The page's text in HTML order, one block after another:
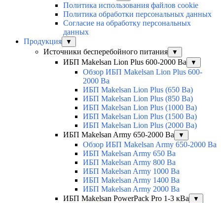
Политика использования файлов cookie
Политика обработки персональных данных
Согласие на обработку персональных
данных
Продукция
▼
Источники бесперебойного питания ▼
ИБП Makelsan Lion Plus 600-2000 Ва ▼
Обзор ИБП Makelsan Lion Plus 600-
2000 Вa
ИБП Makelsan Lion Plus (650 Ва)
ИБП Makelsan Lion Plus (850 Ва)
ИБП Makelsan Lion Plus (1000 Ва)
ИБП Makelsan Lion Plus (1500 Ва)
ИБП Makelsan Lion Plus (2000 Ва)
ИБП Makelsan Army 650-2000 Ва
▼
Обзор ИБП Makelsan Army 650-2000 Ва
ИБП Makelsan Army 650 Ва
ИБП Makelsan Army 800 Ва
ИБП Makelsan Army 1000 Ва
ИБП Makelsan Army 1400 Ва
ИБП Makelsan Army 2000 Ва
ИБП Makelsan PowerPack Pro 1-3 кВа
▼